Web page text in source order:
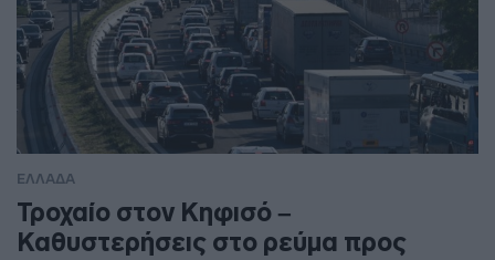
ΕΛΛΑΔΑ
Τροχαίο στον Κηφισό –
Καθυστερήσεις στο ρεύμα προς